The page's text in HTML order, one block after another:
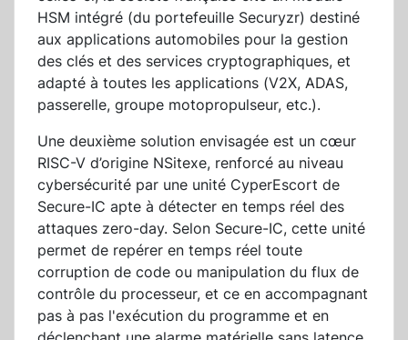
HSM intégré (du portefeuille Securyzr) destiné
aux applications automobiles pour la gestion
des clés et des services cryptographiques, et
adapté à toutes les applications (V2X, ADAS,
passerelle, groupe motopropulseur, etc.).
Une deuxième solution envisagée est un cœur
RISC-V d’origine NSitexe, renforcé au niveau
cybersécurité par une unité CyperEscort de
Secure-IC apte à détecter en temps réel des
attaques zero-day. Selon Secure-IC, cette unité
permet de repérer en temps réel toute
corruption de code ou manipulation du flux de
contrôle du processeur, et ce en accompagnant
pas à pas l'exécution du programme et en